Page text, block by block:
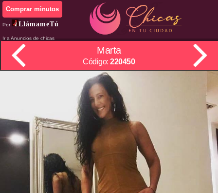
Comprar minutos
Por LlámameTú
Ir a Anuncios de chicas
Marta
Código:220450